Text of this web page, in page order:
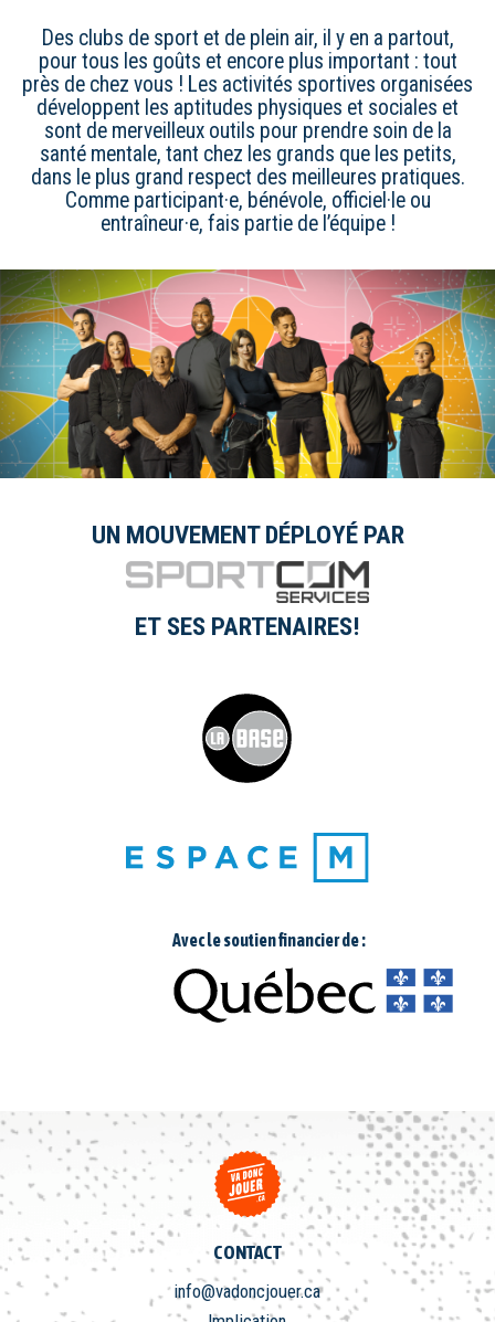
Des clubs de sport et de plein air, il y en a partout,
pour tous les goûts et encore plus important : tout
près de chez vous ! Les activités sportives organisées
développent les aptitudes physiques et sociales et
sont de merveilleux outils pour prendre soin de la
santé mentale, tant chez les grands que les petits,
dans le plus grand respect des meilleures pratiques.
Comme participant·e, bénévole, officiel·le ou
entraîneur·e, fais partie de l’équipe !
UN MOUVEMENT DÉPLOYÉ PAR
ET SES PARTENAIRES!
Avec le soutien financier de :
CONTACT
info@vadoncjouer.ca